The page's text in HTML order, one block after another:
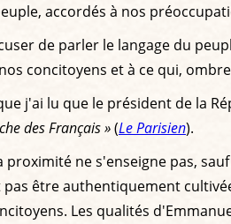
accordés à nos
de parler le langage du
concitoyens et à ce qui,
j'ai lu que le président de la
des Français »(Le Parisien).
proximité ne s'enseigne pas,
pas être authentiquement
Les qualités